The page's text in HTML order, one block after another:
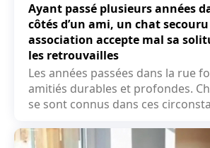
Ayant passé plusieurs années
côtés d’un ami, un chat
association accepte mal sa
les retrouvailles
Les années passées dans la rue
amitiés durables et profondes.
se sont connus dans ces